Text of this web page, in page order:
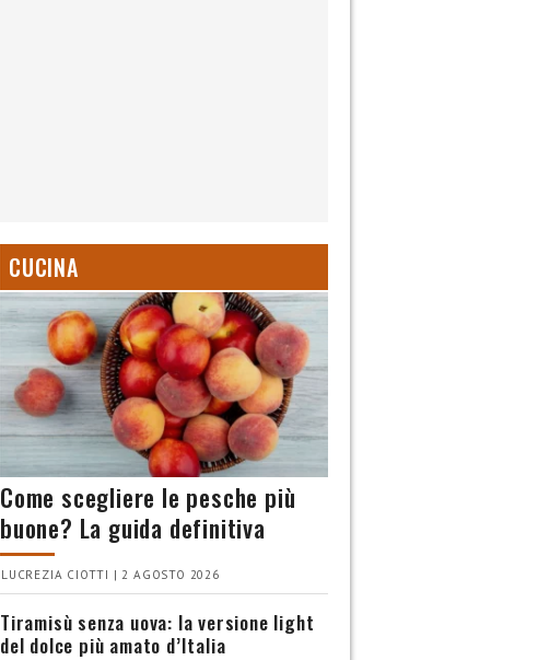
CUCINA
Come scegliere le pesche più
buone? La guida definitiva
LUCREZIA CIOTTI | 2 AGOSTO 2026
Tiramisù senza uova: la versione light
del dolce più amato d’Italia